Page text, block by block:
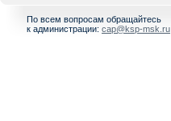
По всем вопросам обращайтесь
к администрации: cap@ksp-msk.ru